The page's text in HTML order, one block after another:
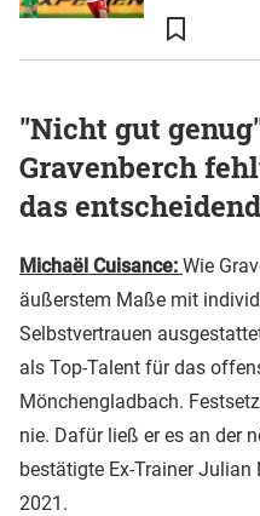
"Nicht gut
Gravenberch
das
Michaël Cuisance: Wie
äußerstem Maße mit
Selbstvertrauen
als Top-Talent für das
Mönchengladbach.
nie. Dafür ließ er es an der
bestätigte Ex-Trainer
2021.